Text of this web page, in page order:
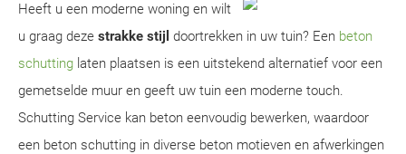
Heeft u een moderne woning en wilt
u graag deze strakke stijl doortrekken in uw tuin? Een beton
schutting laten plaatsen is een uitstekend alternatief voor een
gemetselde muur en geeft uw tuin een moderne touch.
Schutting Service kan beton eenvoudig bewerken, waardoor
een beton schutting in diverse beton motieven en afwerkingen